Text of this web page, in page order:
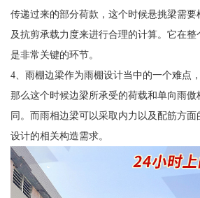
传递过来的部分荷款，这个时候悬挑梁需要
及抗剪承载力度来进行合理的计算。它在
是非常关键的环节。
4、雨棚边梁作为雨棚设计当中的一个难点
那么这个时候边梁所承受的荷载和单向雨
同。而雨相边梁可以采取内力以及配筋方
设计的相关构造需求。